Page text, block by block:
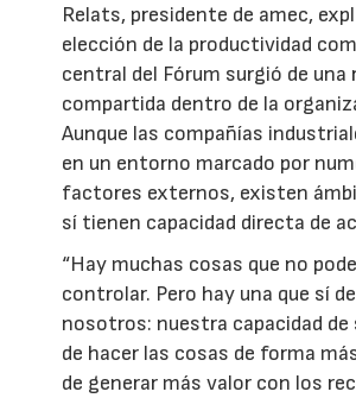
Relats, presidente de amec,
elección de la productividad
central del Fórum surgió de una
compartida dentro de la
Aunque las compañías
en un entorno marcado por
factores externos, existen
sí tienen capacidad directa de
“Hay muchas cosas que no
controlar. Pero hay una que sí
nosotros: nuestra capacidad de
de hacer las cosas de forma
de generar más valor con los